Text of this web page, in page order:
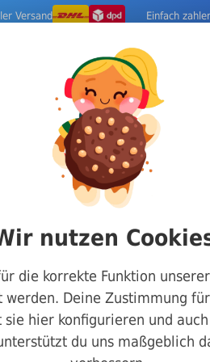
Versand Einfach
Werkzeuge
Edelstahl
Art.-Nr.
nutzen
die korrekte Funktion
werden. Deine Zustimmung
hier konfigurieren und
du uns maßgeblich